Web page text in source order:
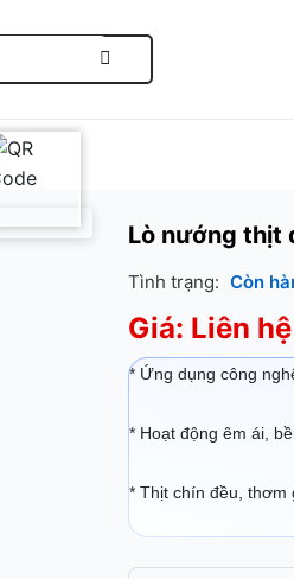
Lò nướng thịt
Tình trạng: Còn
Giá: Liên hệ
* Ứng dụng công
* Hoạt động êm ái,
* Thịt chín đều,